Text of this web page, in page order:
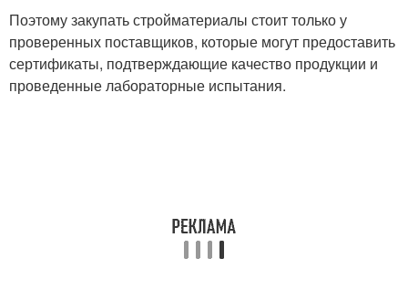
Поэтому закупать стройматериалы стоит только у
проверенных поставщиков, которые могут предоставить
сертификаты, подтверждающие качество продукции и
проведенные лабораторные испытания.